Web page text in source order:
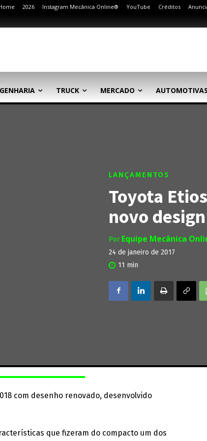
2026 Instagram Mecânica Online® YouTube Créditos
TRUCK MERCADO
LANÇAMENTOS
Toyota
novo design
Por Equipe Mecânica
24 de janeiro de 2017
11 min
com desenho renovado, desenvolvido
que fizeram do compacto um dos